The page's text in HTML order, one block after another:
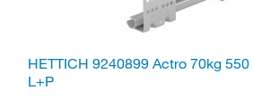
HETTICH 9240899 Actro 70kg
L+P